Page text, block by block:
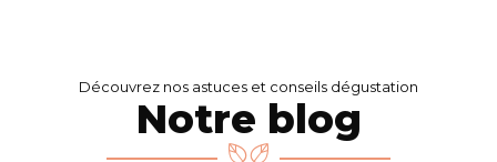
Découvrez nos astuces et conseils dégustation
Notre blog